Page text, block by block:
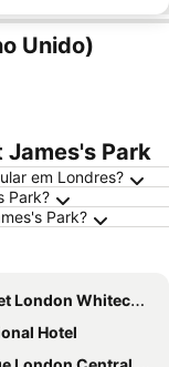
Unido)
James's Park
em Londres?
Park?
Park?
Whitechapel - Brick Lane
Hotel